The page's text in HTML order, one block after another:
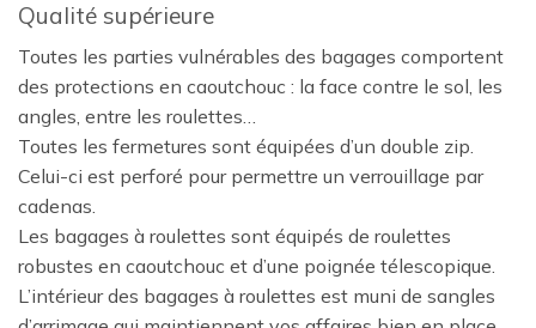
Qualité supérieure
Toutes les parties vulnérables des bagages comportent
des protections en caoutchouc : la face contre le sol, les
angles, entre les roulettes…
Toutes les fermetures sont équipées d’un double zip.
Celui-ci est perforé pour permettre un verrouillage par
cadenas.
Les bagages à roulettes sont équipés de roulettes
robustes en caoutchouc et d’une poignée télescopique.
L’intérieur des bagages à roulettes est muni de sangles